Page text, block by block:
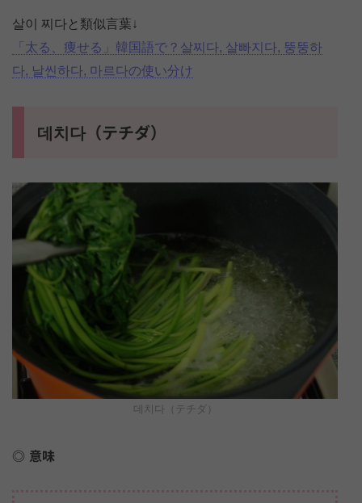
살이 찌다と類似言葉↓
「太る、痩せる」韓国語で？살찌다, 살빠지다, 뚱뚱하
다, 날씬하다, 마르다の使い分け
데치다（テチダ）
데치다（テチダ）
意味